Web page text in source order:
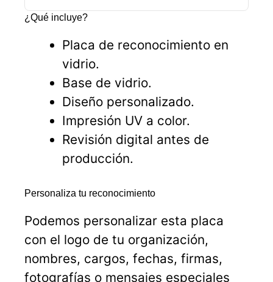
¿Qué incluye?
Placa de reconocimiento en
vidrio.
Base de vidrio.
Diseño personalizado.
Impresión UV a color.
Revisión digital antes de
producción.
Personaliza tu reconocimiento
Podemos personalizar esta placa
con el logo de tu organización,
nombres, cargos, fechas, firmas,
fotografías o mensajes especiales